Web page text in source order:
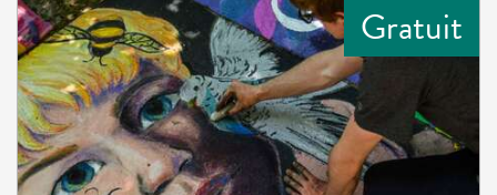
Gratuit